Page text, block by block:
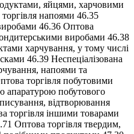
яйцями, харчовими
напоями 46.35
46.36 Оптова
виробами 46.38
харчування, у тому числі
46.39 Неспеціалізована
напоями та
торгівля побутовими
апаратурою побутового
відтворювання
торгівля іншими товарами
Оптова торгівля твердим,